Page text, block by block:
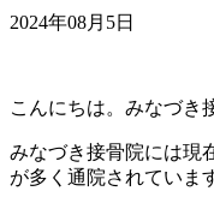
2024年08月5日
こんにちは。みなづき
みなづき接骨院には現
が多く通院されていま